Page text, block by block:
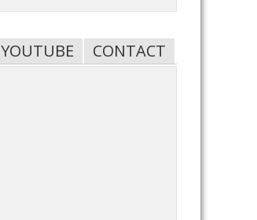
YOUTUBE CONTACT